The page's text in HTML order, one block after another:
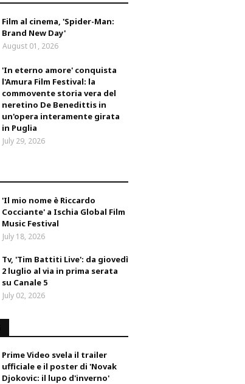
Film al cinema, 'Spider-Man:
Brand New Day'
August 01, 2026
'In eterno amore' conquista
l'Amura Film Festival: la
commovente storia vera del
neretino De Benedittis in
un'opera interamente girata
in Puglia
July 29, 2026
'Il mio nome è Riccardo
Cocciante' a Ischia Global Film
Music Festival
July 18, 2026
Tv, 'Tim Battiti Live': da giovedì
2 luglio al via in prima serata
su Canale 5
July 02, 2026
Prime Video svela il trailer
ufficiale e il poster di 'Novak
Djokovic: il lupo d'inverno'